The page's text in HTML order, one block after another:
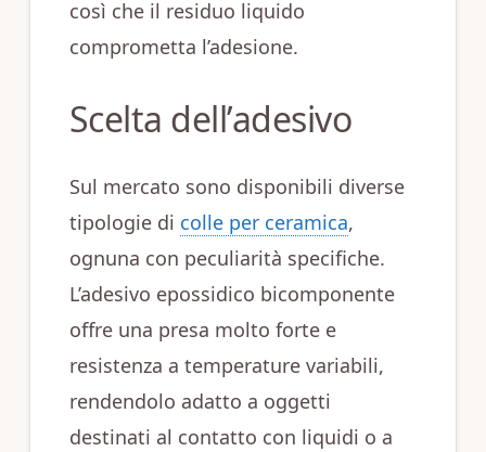
così che il residuo liquido
comprometta l’adesione.
Scelta dell’adesivo
Sul mercato sono disponibili diverse
tipologie di colle per ceramica,
ognuna con peculiarità specifiche.
L’adesivo epossidico bicomponente
offre una presa molto forte e
resistenza a temperature variabili,
rendendolo adatto a oggetti
destinati al contatto con liquidi o a